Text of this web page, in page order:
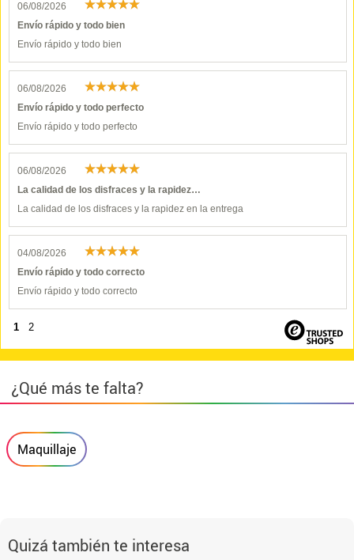
06/08/2026
Envío rápido y todo bien
Envío rápido y todo bien
06/08/2026
Envío rápido y todo perfecto
Envío rápido y todo perfecto
06/08/2026
La calidad de los disfraces y la rapidez…
La calidad de los disfraces y la rapidez en la entrega
04/08/2026
Envío rápido y todo correcto
Envío rápido y todo correcto
1 2
¿Qué más te falta?
Maquillaje
Quizá también te interesa